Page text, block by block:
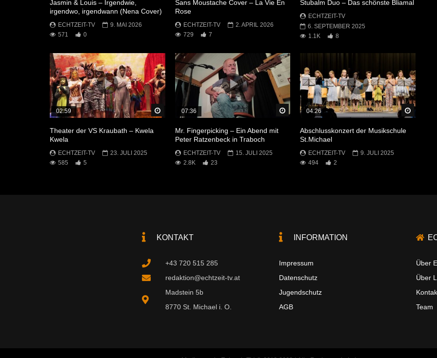
Jasmin & Louis – Irgendwie,
irgendwo, irgendwann (Nena Cover)
ECHTZEIT-TV
9. MAI 2026
571
0
Sans Moustache Cover – La Vie En
Rose
ECHTZEIT-TV
2. APRIL 2026
729
7
Stubalm Duo – Das schönste Bliamal
ECHTZEIT-TV
6. SEPTEMBER 2025
1.1K
8
Später Ansehen
02:59
Theater der VS Kraubath – Kwela
Kwela
ECHTZEIT-TV
23. JULI 2025
585
5
Später Ansehen
07:36
Mr. Fingerpicking – Ein Abend mit
Peter Ratzenbeck in Traboch
ECHTZEIT-TV
15. JULI 2025
2.8K
23
Später
04:26
Abschlusskonzert der Musikschule
St.Michael
ECHTZEIT-TV
9. JULI 2025
494
2
KONTAKT
+43 720 515 285
redaktion@echtzeit-tv.at
Madstein 5b
8770 St. Michael i. O.
INFORMATION
Impressum
Datenschutz
Jugendschutz
AGB
Über
Über
Team